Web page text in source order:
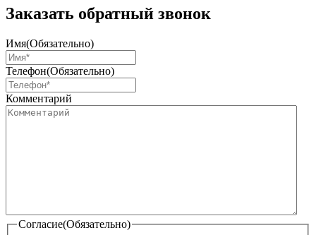
Заказать обратный звонок
Имя(Обязательно)
Телефон(Обязательно)
Комментарий
Согласие(Обязательно)